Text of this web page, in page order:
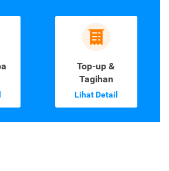
Top-up &
Tagihan
Lihat Detail